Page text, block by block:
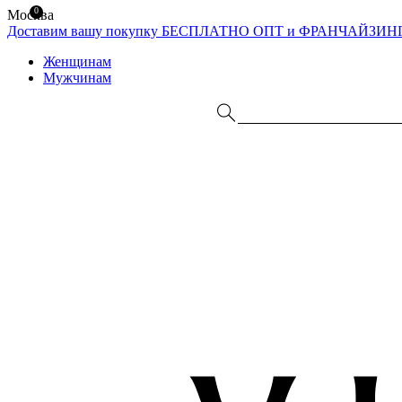
Москва
Доставим вашу покупку БЕСПЛАТНО ОПТ и
Женщинам
Мужчинам
0